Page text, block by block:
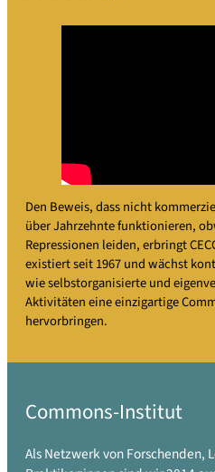
Den Beweis, dass nicht
über Jahrzehnte funktionieren,
Repressionen leiden, erbringt
existiert seit 1967 und wächst
wie selbstorganisierte und
Aktivitäten eine einzigartige
hervorbringen.
Commons-Institut
Als Netzwerk von Forschenden,